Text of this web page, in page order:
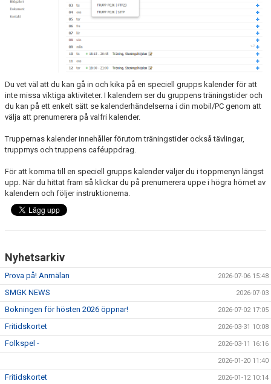
SPONSORER
TRYGG IDROTTSMILJÖ
Du vet väl att du kan gå in och kika på en speciell grupps kalender för att
inte missa viktiga aktiviteter. I kalendern ser du gruppens träningstider och
du kan på ett enkelt sätt se kalenderhändelserna i din mobil/PC genom att
välja att prenumerera på valfri kalender.
Truppernas kalender innehåller förutom träningstider också tävlingar,
truppmys och truppens caféuppdrag.
För att komma till en speciell grupps kalender väljer du i toppmenyn längst
upp. När du hittat fram så klickar du på prenumerera uppe i högra hörnet av
kalendern och följer instruktionerna.
Nyhetsarkiv
Prova på! Anmälan 2026-07-06 15:48
SMGK NEWS 2026-07-03
Bokningen för hösten 2026 öppnar! 2026-07-02 17:05
Fritidskortet 2026-03-31 10:08
Folkspel - 2026-03-11 16:16
2026-01-20 11:40
Fritidskortet 2026-01-12 10:14